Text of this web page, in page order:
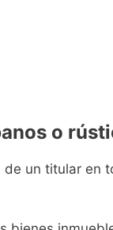
o
un titular en